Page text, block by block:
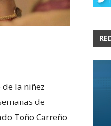
la niñez
de
Toño Carreño